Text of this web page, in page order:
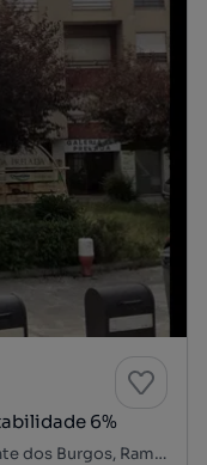
6%
Rua Monte dos Burgos, Prelada - Monte dos Burgos, Ramalde, Porto, Porto